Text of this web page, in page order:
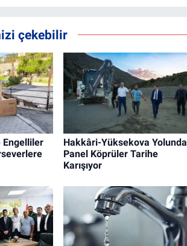
çekebilir
Engelliler
Hakkâri-Yüksekova Yolunda
Panel Köprüler Tarihe
Karışıyor